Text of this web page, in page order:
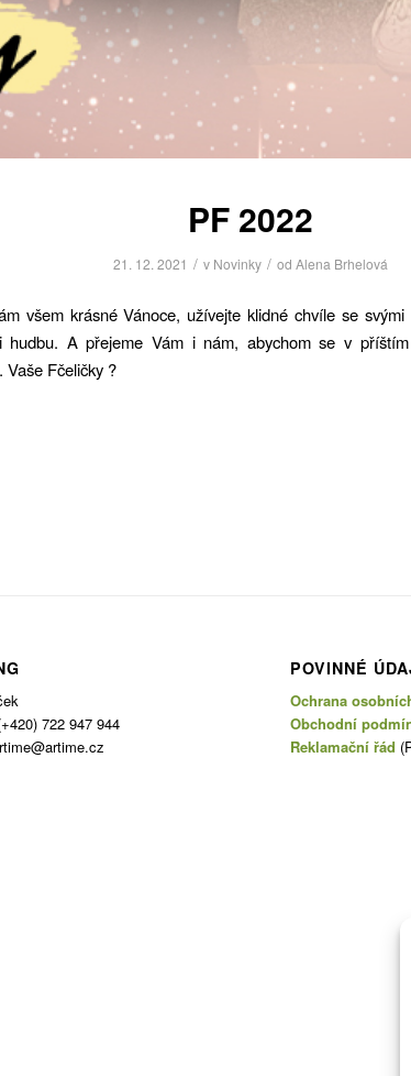
PF 2022
21. 12. 2021 / v Novinky / od Alena Brhelová
všem krásné Vánoce, užívejte klidné chvíle se
hudbu. A přejeme Vám i nám, abychom se v
Vaše Fčeličky ?
722 947 944
POVINNÉ
Ochrana
Obchodní
Reklamační řád